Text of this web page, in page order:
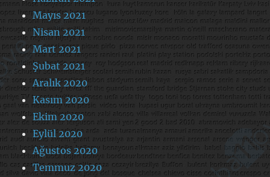
Mayıs 2021
Nisan 2021
Mart 2021
Şubat 2021
Aralık 2020
Kasım 2020
Ekim 2020
Eylül 2020
Ağustos 2020
Temmuz 2020